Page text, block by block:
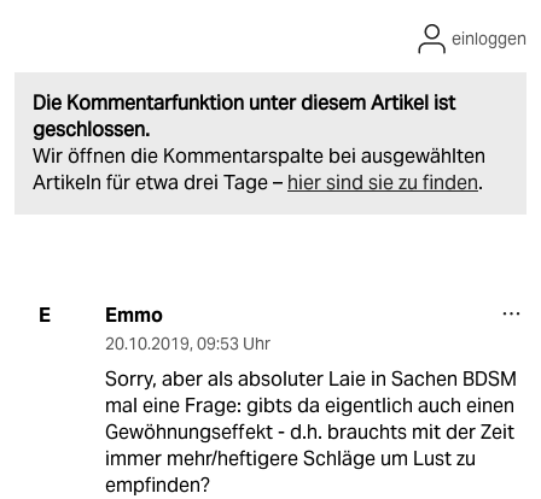
Die Kommentarfunktion unter diesem Artikel ist
geschlossen.
Wir öffnen die Kommentarspalte bei ausgewählten
Artikeln für etwa drei Tage – hier sind sie zu finden.
einloggen
E Emmo
20.10.2019, 09:53 Uhr
Sorry, aber als absoluter Laie in Sachen BDSM
mal eine Frage: gibts da eigentlich auch einen
Gewöhnungseffekt - d.h. brauchts mit der Zeit
immer mehr/heftigere Schläge um Lust zu
empfinden?